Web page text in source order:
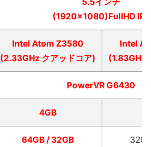
(1920×1080)FullHD IPS
Intel Atom Z3580
(2.33GHz クアッドコア)
Intel
(1.83GHz
PowerVR G6430
4GB
64GB / 32GB